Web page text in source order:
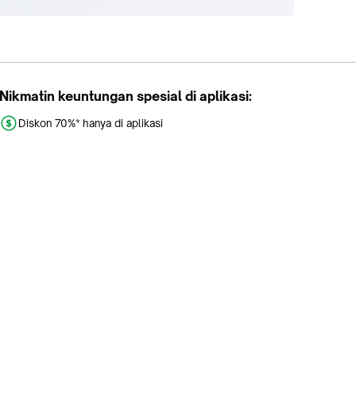
Nikmatin keuntungan spesial di aplikasi:
Diskon 70%* hanya di aplikasi